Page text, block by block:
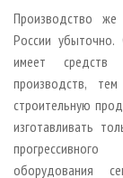
Производство же
России убыточно.
имеет средств
производств,
строительную
изготавливать
оборудования